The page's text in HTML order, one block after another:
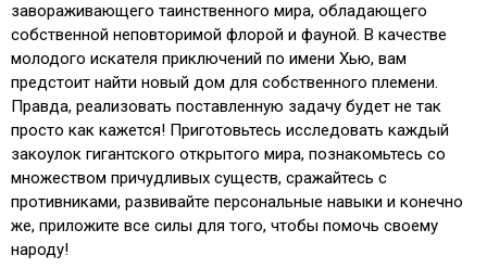
завораживающего таинственного мира, обладающего
собственной неповторимой флорой и фауной. В качестве
молодого искателя приключений по имени Хью, вам
предстоит найти новый дом для собственного племени.
Правда, реализовать поставленную задачу будет не так
просто как кажется! Приготовьтесь исследовать каждый
закоулок гигантского открытого мира, познакомьтесь со
множеством причудливых существ, сражайтесь с
противниками, развивайте персональные навыки и конечно
же, приложите все силы для того, чтобы помочь своему
народу!